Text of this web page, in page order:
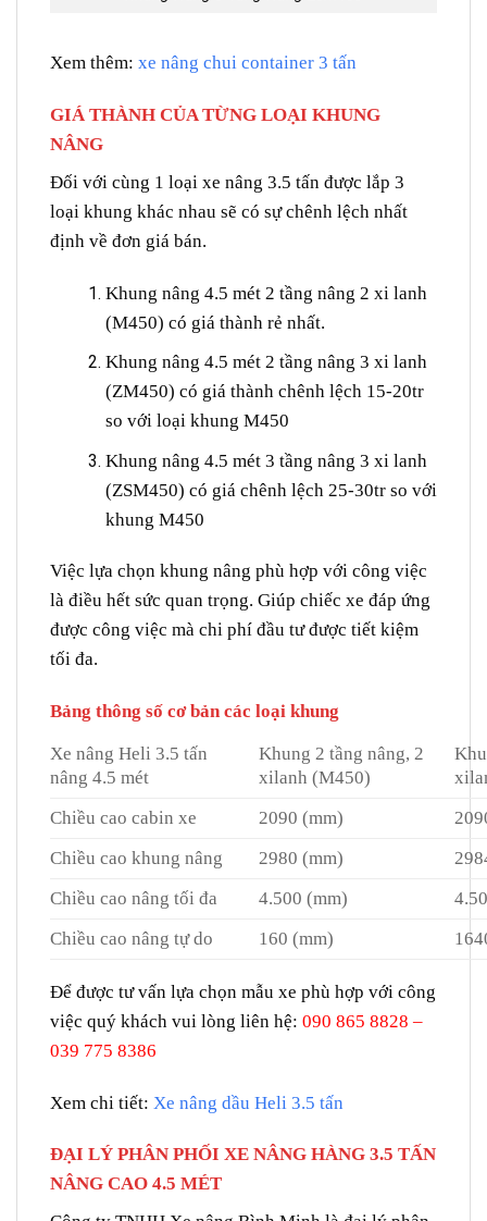
Xem thêm: xe nâng chui container 3 tấn
GIÁ THÀNH CỦA TỪNG LOẠI KHUNG
NÂNG
Đối với cùng 1 loại xe nâng 3.5 tấn được lắp 3
loại khung khác nhau sẽ có sự chênh lệch nhất
định về đơn giá bán.
Khung nâng 4.5 mét 2 tầng nâng 2 xi lanh
(M450) có giá thành rẻ nhất.
Khung nâng 4.5 mét 2 tầng nâng 3 xi lanh
(ZM450) có giá thành chênh lệch 15-20tr
so với loại khung M450
Khung nâng 4.5 mét 3 tầng nâng 3 xi lanh
(ZSM450) có giá chênh lệch 25-30tr so với
khung M450
Việc lựa chọn khung nâng phù hợp với công việc
là điều hết sức quan trọng. Giúp chiếc xe đáp ứng
được công việc mà chi phí đầu tư được tiết kiệm
tối đa.
Bảng thông số cơ bản các loại khung
Xe nâng Heli 3.5 tấn
nâng 4.5 mét
Khung 2 tầng nâng, 2
xilanh (M450)
Chiều cao cabin xe
2090 (mm)
Chiều cao khung nâng
2980 (mm)
Chiều cao nâng tối đa
4.500 (mm)
Chiều cao nâng tự do
160 (mm)
Để được tư vấn lựa chọn mẫu xe phù hợp với công
việc quý khách vui lòng liên hệ: 090 865 8828 –
039 775 8386
Xem chi tiết: Xe nâng dầu Heli 3.5 tấn
ĐẠI LÝ PHÂN PHỐI XE NÂNG HÀNG 3.5 TẤN
NÂNG CAO 4.5 MÉT